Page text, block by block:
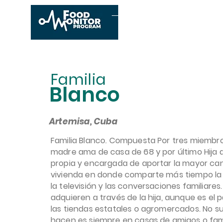
Familia
Blanco
Artemisa, Cuba
Familia Blanco. Compuesta Por tres
madre ama de casa de 68 y por último
propia y encargada de aportar la mayor
vivienda en donde comparte más tiempo
la televisión y las conversaciones
adquieren a través de la hija, aunque es el
las tiendas estatales o agromercados. No